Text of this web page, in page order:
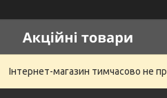
Інтернет-магазин тимчасово не